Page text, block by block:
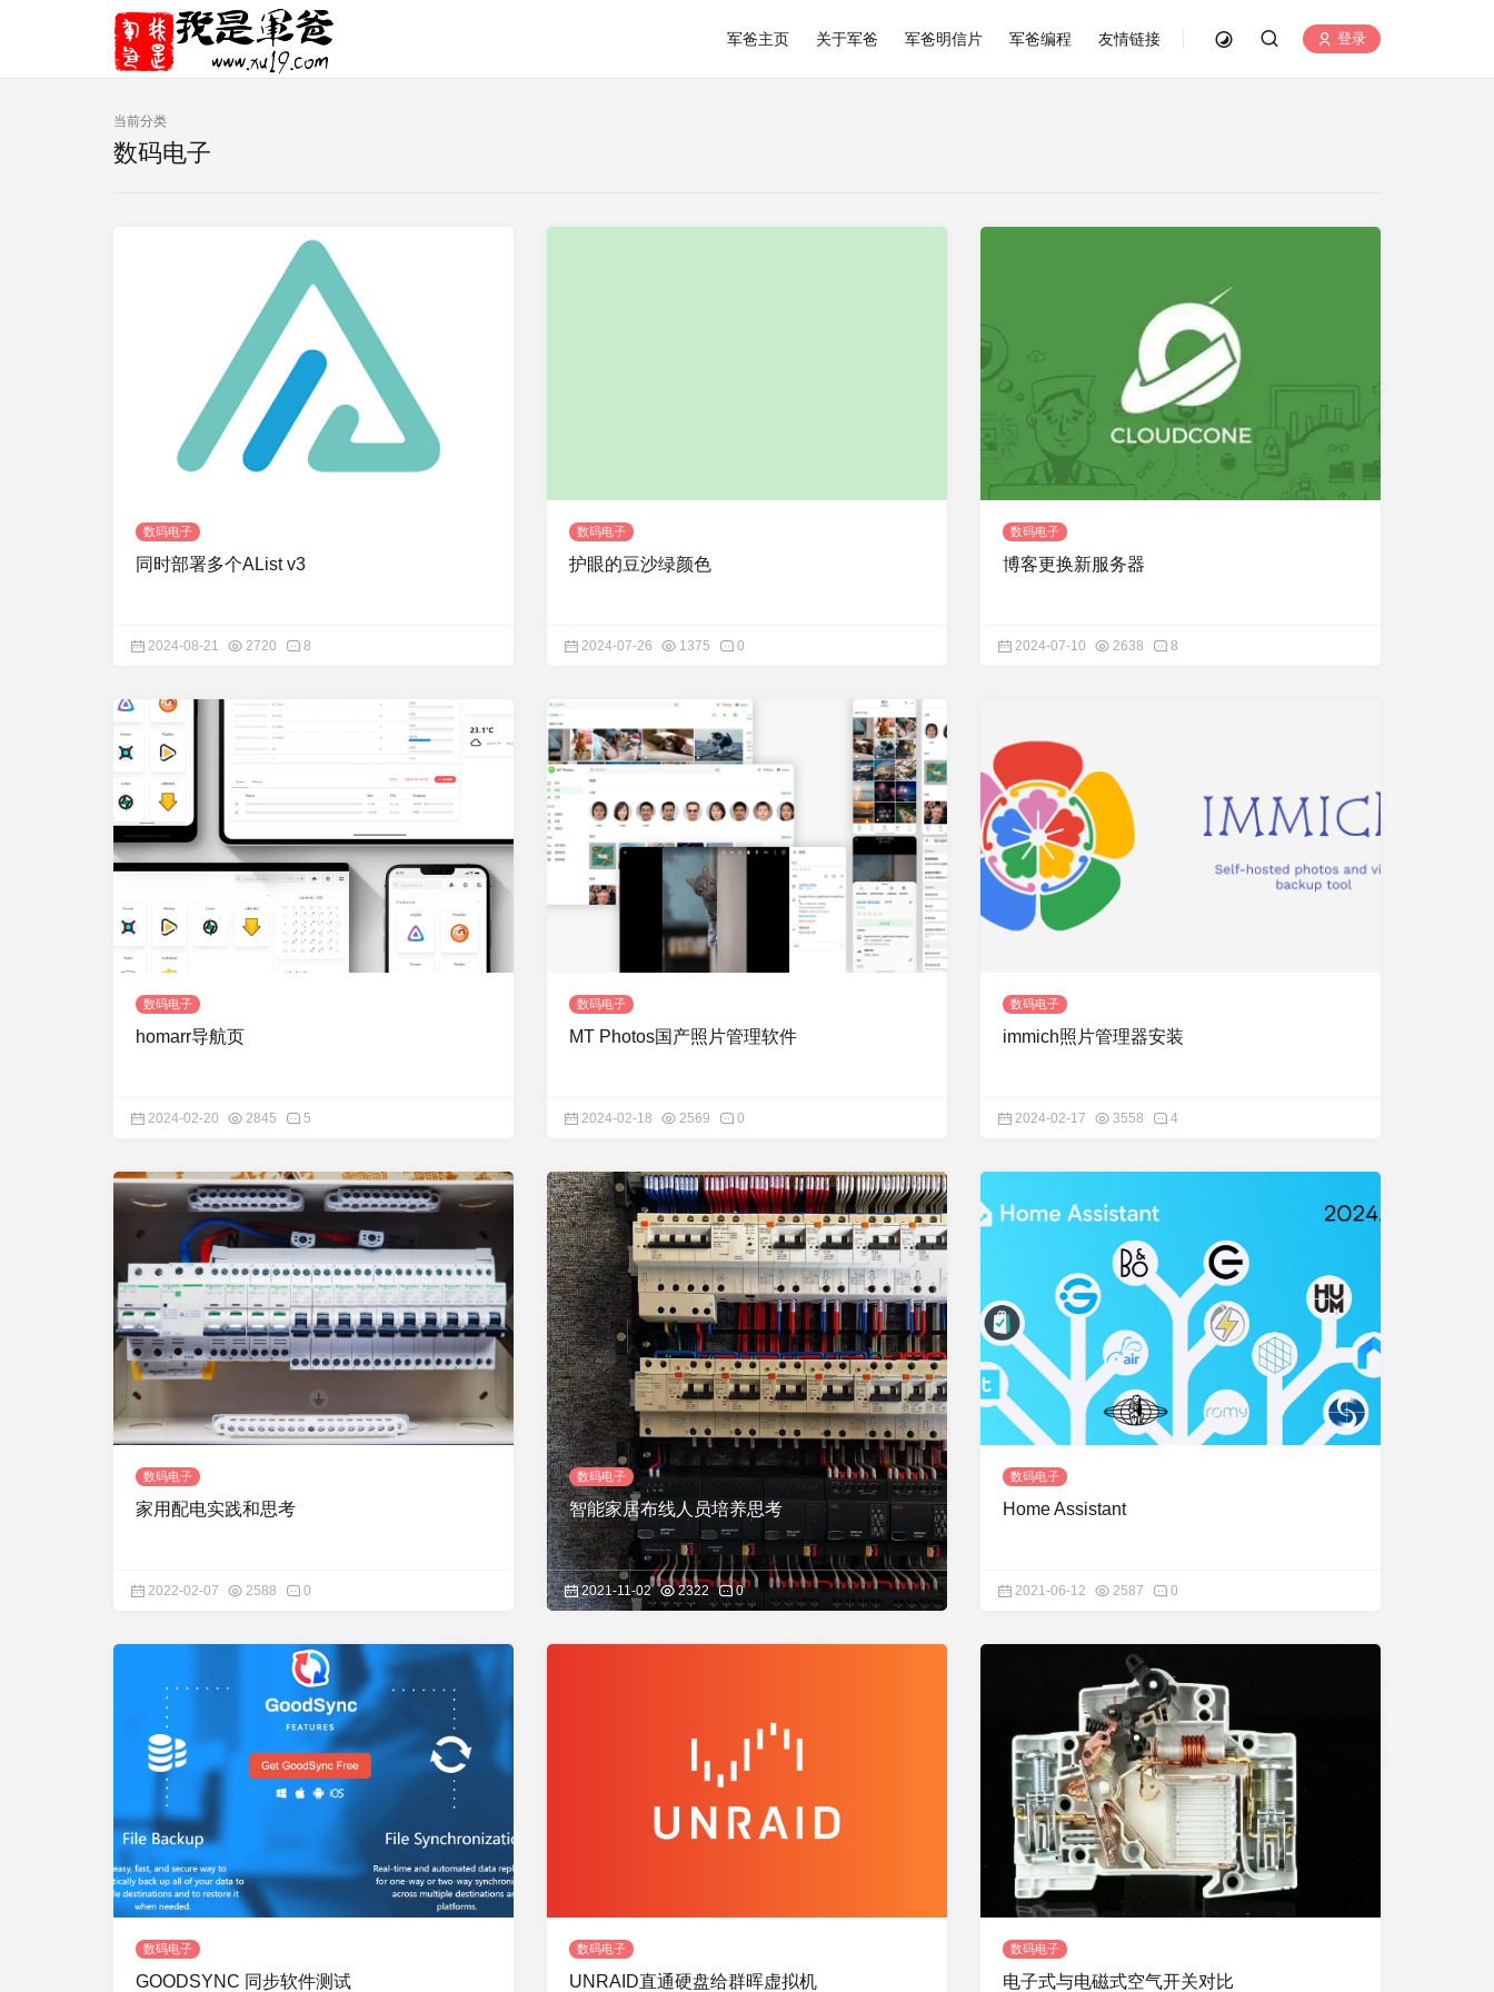
军爸主页 关于军爸 军爸明信片 军爸编程 友情链接 登录
当前分类
数码电子
数码电子
同时部署多个AList v3
2024-08-21 2720 8
数码电子
护眼的豆沙绿颜色
2024-07-26 1375 0
数码电子
博客更换新服务器
2024-07-10 2638 8
数码电子
homarr导航页
2024-02-20 2845 5
数码电子
MT Photos国产照片管理软件
2024-02-18 2569 0
数码电子
immich照片管理器安装
2024-02-17 3558 4
数码电子
家用配电实践和思考
2022-02-07 2588 0
数码电子
智能家居布线人员培养思考
2021-11-02 2322 0
数码电子
Home Assistant
2021-06-12 2587 0
数码电子
GOODSYNC 同步软件测试
数码电子
UNRAID直通硬盘给群晖虚拟机
数码电子
电子式与电磁式空气开关对比